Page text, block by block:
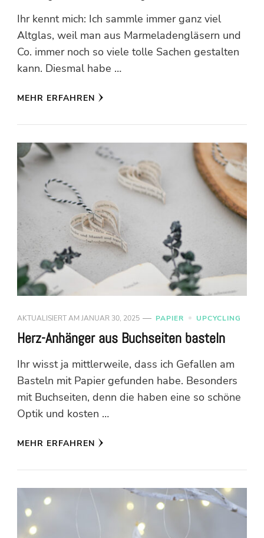
Ihr kennt mich: Ich sammle immer ganz viel
Altglas, weil man aus Marmeladengläsern und
Co. immer noch so viele tolle Sachen gestalten
kann. Diesmal habe …
MEHR ERFAHREN
AKTUALISIERT AM JANUAR 30, 2025 PAPIER UPCYCLING
Herz-Anhänger aus Buchseiten basteln
Ihr wisst ja mittlerweile, dass ich Gefallen am
Basteln mit Papier gefunden habe. Besonders
mit Buchseiten, denn die haben eine so schöne
Optik und kosten …
MEHR ERFAHREN